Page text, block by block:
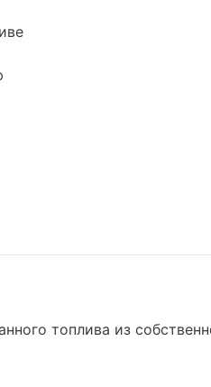
топлива из